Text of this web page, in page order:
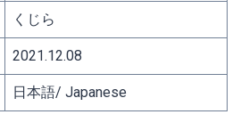
くじら
2021.12.08
日本語/ Japanese